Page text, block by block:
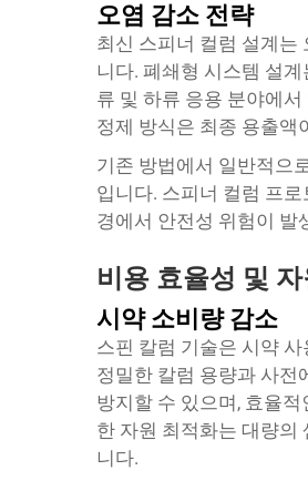
오염 감소 전략
최신 스피너 컬럼 설계는
니다. 폐쇄형 시스템 설
류 및 하류 응용 분야에
정제 방식은 최종 용출액
기존 방법에서 일반적으
입니다. 스피너 컬럼 프
경에서 안전성 위험이 발
비용 효율성 및
시약 소비량 감소
스핀 칼럼 기술은 시약
정밀한 칼럼 용량과 사전
방지할 수 있으며, 효율
한 자원 최적화는 대량의
니다.